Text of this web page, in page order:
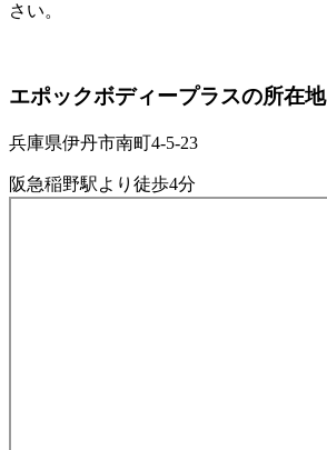
さい。
エポックボディープラスの所在
兵庫県伊丹市南町4-5-23
阪急稲野駅より徒歩4分